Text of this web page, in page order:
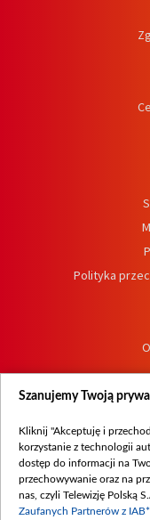
Polityka
Szanujemy Twoją
Kliknij "Akceptuję i
korzystanie z technologii
dostęp do informacji na
przechowywanie oraz na
nas, czyli Telewizję Polską
Zaufanych Partnerów z